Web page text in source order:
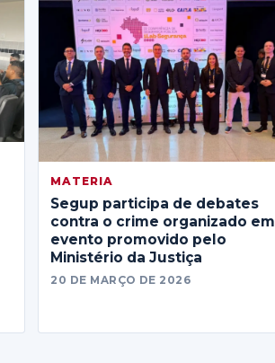
MATERIA
Segup participa de debates
contra o crime organizado em
evento promovido pelo
Ministério da Justiça
20 DE MARÇO DE 2026